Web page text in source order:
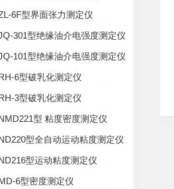
6F型界面张力测定仪
301型绝缘油介电强度测定仪
101型绝缘油介电强度测定仪
6型破乳化测定仪
3型破乳化测定仪
型 粘度密度测定仪
型全自动运动粘度测定仪
型运动粘度测定仪
6型密度测定仪